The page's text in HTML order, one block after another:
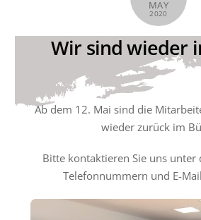
MAY
2020
Wir sind wieder
Ab dem 12. Mai sind die
wieder zurück im
Bitte kontaktieren Sie uns unter
Telefonnummern und E-